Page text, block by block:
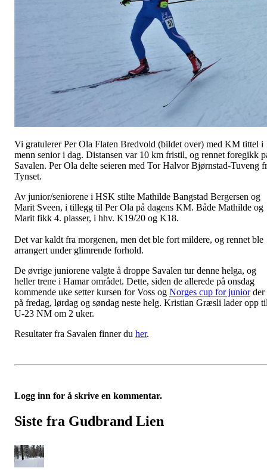
Vi gratulerer Per Ola Flaten Bredvold (bildet over) med KM tittel i
menn senior i dag. Distansen var 10 km fristil, og rennet foregikk
Savalen. Per Ola delte seieren med Tor Halvor Bjørnstad-Tuveng
Tynset.
Av junior/seniorene i HSK stilte Mathilde Bangstad Bergersen og
Marit Sveen, i tillegg til Per Ola på dagens KM. Både Mathilde og
Marit fikk 4. plasser, i hhv. K19/20 og K18.
Det var kaldt fra morgenen, men det ble fort mildere, og rennet ble
arrangert under glimrende forhold.
De øvrige juniorene valgte å droppe Savalen tur denne helga, og
heller trene i Hamar området. Dette, siden de allerede på onsdag
kommende uke setter kursen for Voss og Norges cup for juniorder
på fredag, lørdag og søndag neste helg. Kristian Græsli lader opp
U-23 NM om 2 uker.
Resultater fra Savalen finner du her.
Logg inn for å skrive en kommentar.
Siste fra Gudbrand Lien